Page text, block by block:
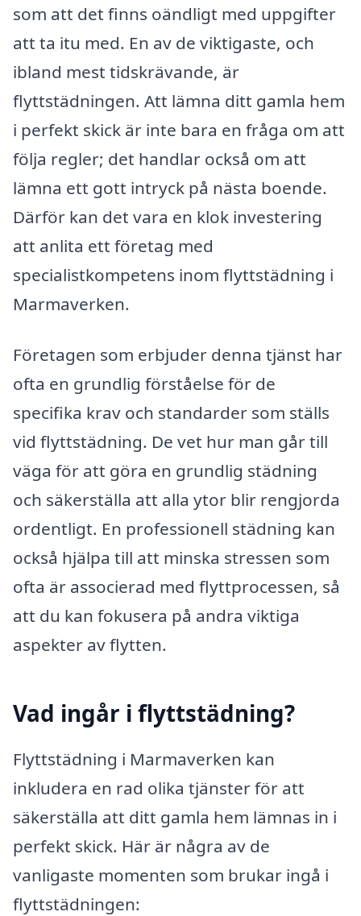
som att det finns oändligt med uppgifter
att ta itu med. En av de viktigaste, och
ibland mest tidskrävande, är
flyttstädningen. Att lämna ditt gamla hem
i perfekt skick är inte bara en fråga om att
följa regler; det handlar också om att
lämna ett gott intryck på nästa boende.
Därför kan det vara en klok investering
att anlita ett företag med
specialistkompetens inom flyttstädning i
Marmaverken.
Företagen som erbjuder denna tjänst har
ofta en grundlig förståelse för de
specifika krav och standarder som ställs
vid flyttstädning. De vet hur man går till
väga för att göra en grundlig städning
och säkerställa att alla ytor blir rengjorda
ordentligt. En professionell städning kan
också hjälpa till att minska stressen som
ofta är associerad med flyttprocessen, så
att du kan fokusera på andra viktiga
aspekter av flytten.
Vad ingår i flyttstädning?
Flyttstädning i Marmaverken kan
inkludera en rad olika tjänster för att
säkerställa att ditt gamla hem lämnas in i
perfekt skick. Här är några av de
vanligaste momenten som brukar ingå i
flyttstädningen: